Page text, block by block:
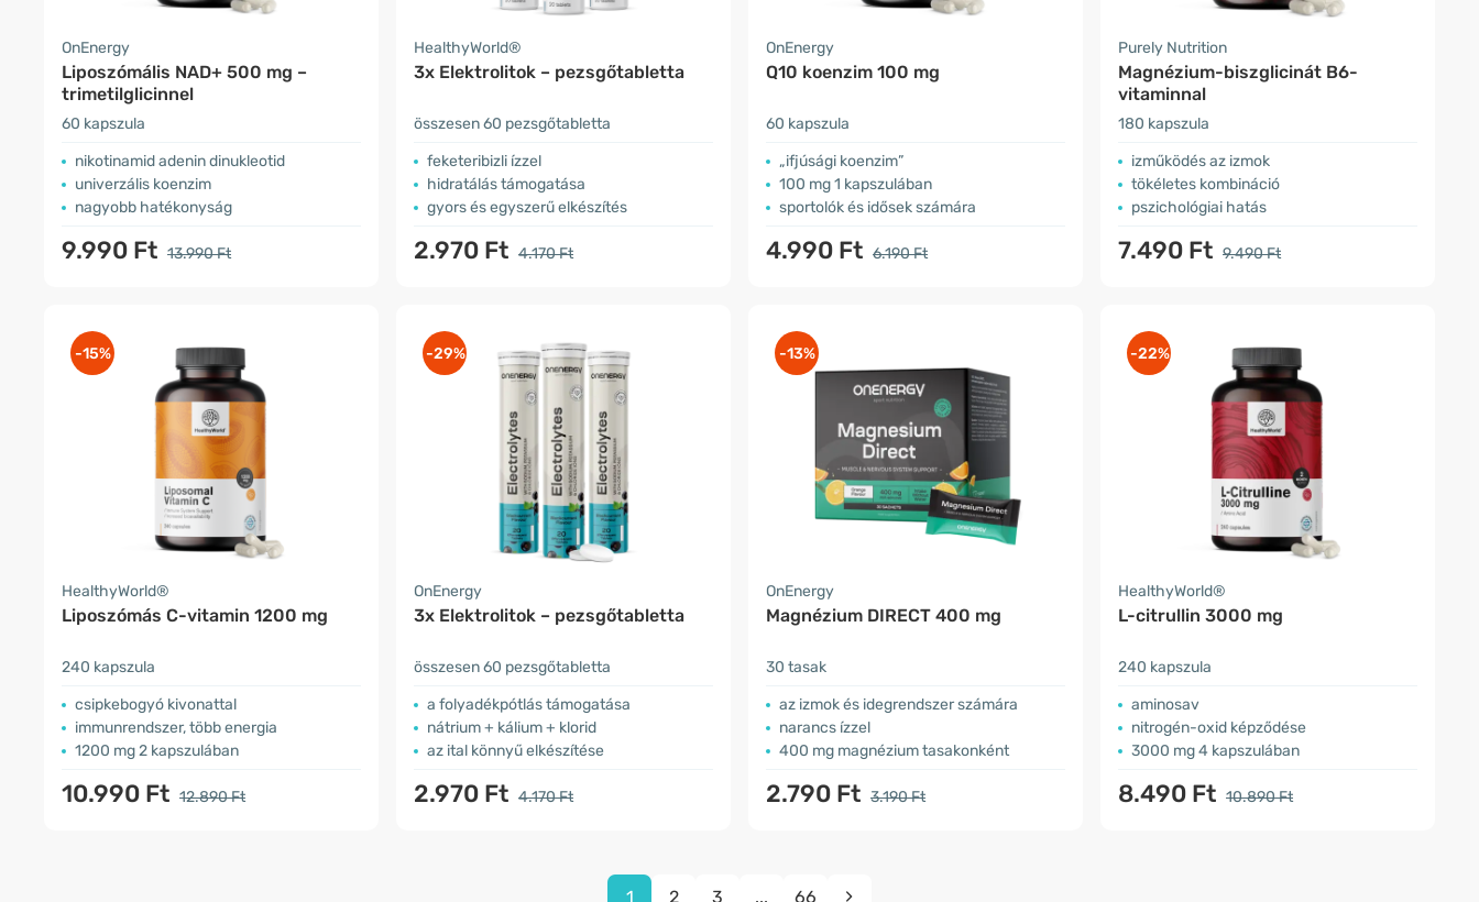
OnEnergy
Liposzómális NAD+ 500 mg –
trimetilglicinnel
60 kapszula
nikotinamid adenin dinukleotid
univerzális koenzim
nagyobb hatékonyság
9.990 Ft 13.990 Ft
HealthyWorld®
3x Elektrolitok – pezsgőtabletta
összesen 60 pezsgőtabletta
feketeribizli ízzel
hidratálás támogatása
gyors és egyszerű elkészítés
2.970 Ft 4.170 Ft
OnEnergy
Q10 koenzim 100 mg
60 kapszula
„ifjúsági koenzim”
100 mg 1 kapszulában
sportolók és idősek számára
4.990 Ft 6.190 Ft
Purely Nutrition
Magnézium-biszglicinát B6-
vitaminnal
180 kapszula
izműködés az izmok
tökéletes kombináció
pszichológiai hatás
7.490 Ft 9.490 Ft
-15%
HealthyWorld®
Liposzómás C-vitamin 1200 mg
240 kapszula
csipkebogyó kivonattal
immunrendszer, több energia
1200 mg 2 kapszulában
10.990 Ft 12.890 Ft
-29%
OnEnergy
3x Elektrolitok – pezsgőtabletta
összesen 60 pezsgőtabletta
a folyadékpótlás támogatása
nátrium + kálium + klorid
az ital könnyű elkészítése
2.970 Ft 4.170 Ft
-13%
OnEnergy
Magnézium DIRECT 400 mg
30 tasak
az izmok és idegrendszer számára
narancs ízzel
400 mg magnézium tasakonként
2.790 Ft 3.190 Ft
-22%
HealthyWorld®
L-citrullin 3000 mg
240 kapszula
aminosav
nitrogén-oxid képződése
3000 mg 4 kapszulában
8.490 Ft 10.890 Ft
1 2 3 ... 66